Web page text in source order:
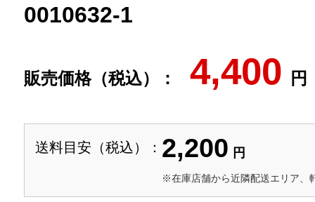
0010632-1
販売価格（税込）： 4,400 円
送料目安（税込）： 2,200 円
※在庫店舗から近隣配送エリア、